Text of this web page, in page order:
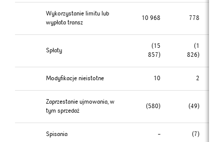
Wykorzystanie limitu lub
wypłata transz
10 968 778
Spłaty
(15
857)
(1
826)
Modyfikacje nieistotne 10 2
Zaprzestanie ujmowania, w
tym sprzedaż
(580) (49)
Spisania – (7)